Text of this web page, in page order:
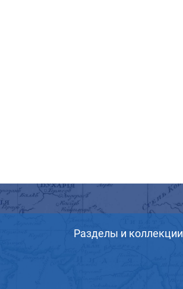
Разделы и коллекции